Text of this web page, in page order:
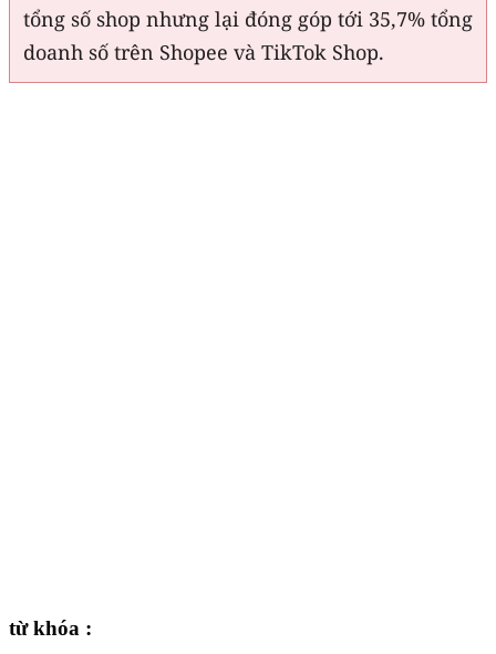
tổng số shop nhưng lại đóng góp tới 35,7% tổng
doanh số trên Shopee và TikTok Shop.
từ khóa :